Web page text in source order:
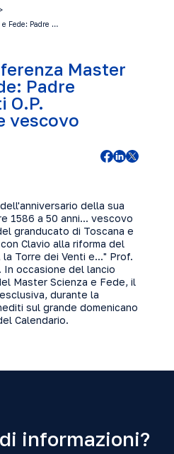
Fede: Padre …
Master
Padre
O.P.
vescovo
della sua
1586 a 50 anni... vescovo
granducato di Toscana e
Clavio alla riforma del
Torre dei Venti e..." Prof.
In occasione del lancio
Master Scienza e Fede, il
durante la
sul grande domenicano
Calendario.
informazioni?